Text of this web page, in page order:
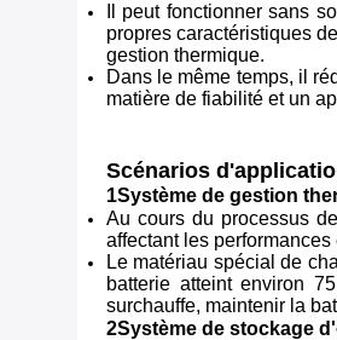
Il peut fonctionner sans
propres caractéristiques
gestion thermique.
Dans le même temps, il
matière de fiabilité et un
Scénarios
1Système de gestion
Au cours du processus
affectant les
Le matériau spécial de
batterie atteint environ
surchauffe, maintenir la
2Système de stockage